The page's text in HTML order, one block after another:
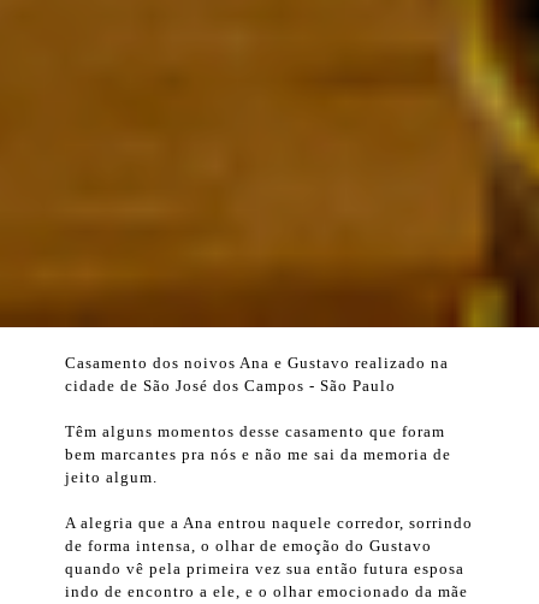
Casamento dos noivos Ana e Gustavo realizado na
cidade de São José dos Campos - São Paulo
Têm alguns momentos desse casamento que foram
bem marcantes pra nós e não me sai da memoria de
jeito algum.
A alegria que a Ana entrou naquele corredor, sorrindo
de forma intensa, o olhar de emoção do Gustavo
quando vê pela primeira vez sua então futura esposa
indo de encontro a ele, e o olhar emocionado da mãe